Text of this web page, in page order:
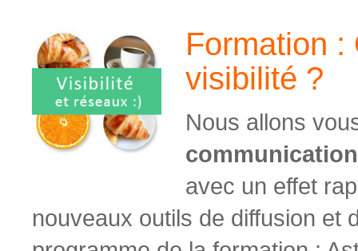
Formation
visibilité ?
Nous allons
avec un effet
nouveaux outils de diffusion et